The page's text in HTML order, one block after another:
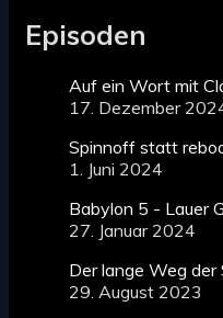
Episoden
Auf ein Wort mit
17. Dezember
Spinnoff statt
1. Juni 2024
Babylon 5 - Lauer
27. Januar 2024
Der lange Weg der
29. August 2023